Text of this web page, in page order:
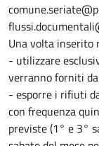
Una volta inserito
- utilizzare
verranno forniti
- esporre i rifiuti
con frequenza
previste (1° e 3°